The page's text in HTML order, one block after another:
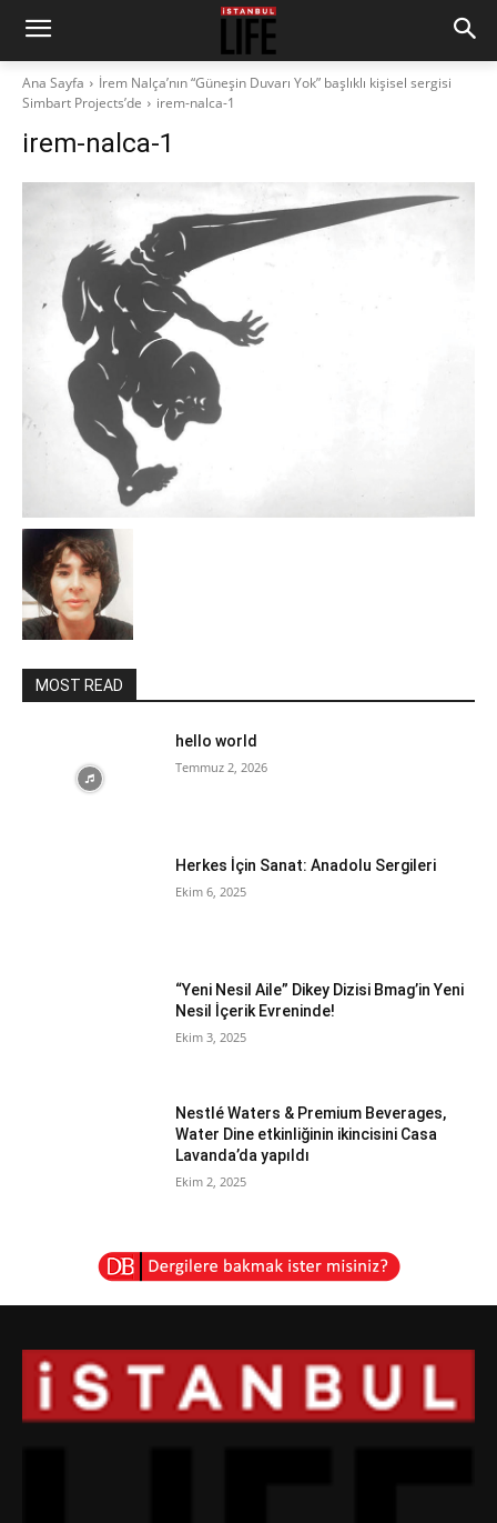
Ana Sayfa
İrem Nalça’nın “Güneşin Duvarı Yok” başlıklı kişisel sergisi
Simbart Projects’de
irem-nalca-1
irem-nalca-1
MOST READ
hello world
Temmuz 2, 2026
Herkes İçin Sanat: Anadolu Sergileri
Ekim 6, 2025
“Yeni Nesil Aile” Dikey Dizisi Bmag’in Yeni
Nesil İçerik Evreninde!
Ekim 3, 2025
Nestlé Waters & Premium Beverages,
Water Dine etkinliğinin ikincisini Casa
Lavanda’da yapıldı
Ekim 2, 2025